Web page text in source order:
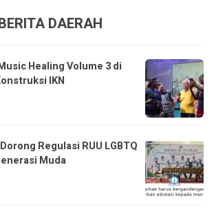
DAERAH
Healing Volume 3 di
IKN
Regulasi RUU LGBTQ
Muda